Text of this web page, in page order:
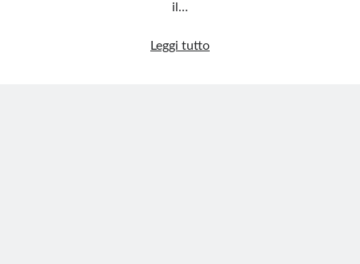
il…
Leggi tuttoConte-